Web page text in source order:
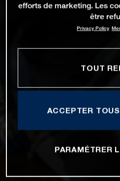
efforts de marketing. Les
être
Privacy Policy
TOUT
ACCEPTER
PARAMÉTRER